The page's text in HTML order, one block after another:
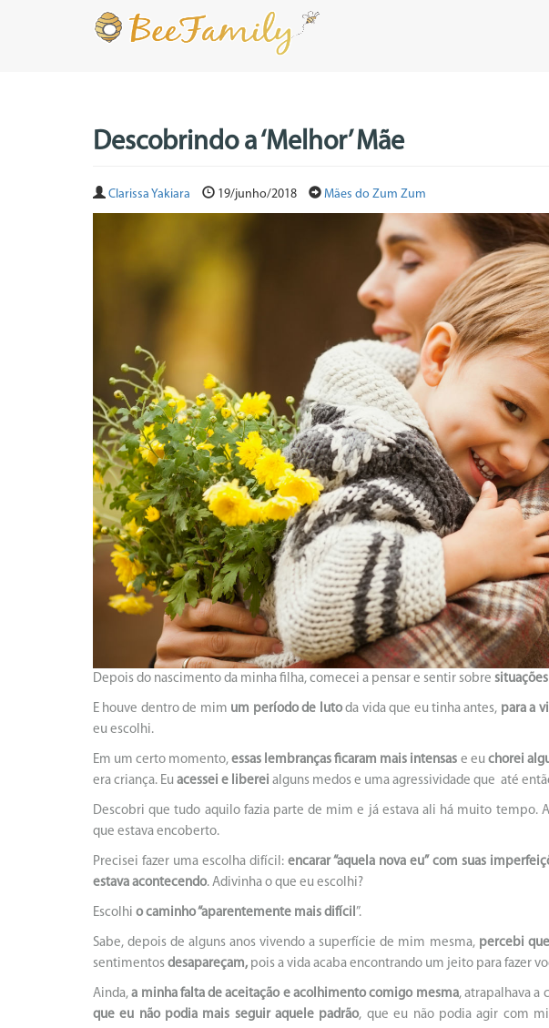
Descobrindo a ‘Melhor’ Mãe
Clarissa Yakiara 19/junho/2018 Mães do Zum Zum
Depois do nascimento da minha filha, comecei a pensar e sentir sobre
E houve dentro de mim um período de lutoda vida que eu tinha antes, para a
eu escolhi.
Em um certo momento,essas lembranças ficaram mais intensas e eu chorei
era criança. Eu acessei e liberei alguns medos e uma agressividade que até
Descobri que tudo aquilo fazia parte de mim e já estava ali há muito tempo.
que estava encoberto.
Precisei fazer uma escolha difícil: encarar “aquela nova eu” com suas
estava acontecendo. Adivinha o que eu escolhi?
Escolhi o caminho “aparentemente mais difícil”.
Sabe, depois de alguns anos vivendo a superfície de mim mesma, percebi
sentimentos desapareçam, pois a vida acaba encontrando um jeito para fazer
Ainda,a minha falta de aceitação e acolhimento comigo mesma, atrapalhava a
que eu não podia mais seguir aquele padrão, que eu não podia agir com